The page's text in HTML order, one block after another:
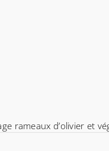
rameaux d’olivier et